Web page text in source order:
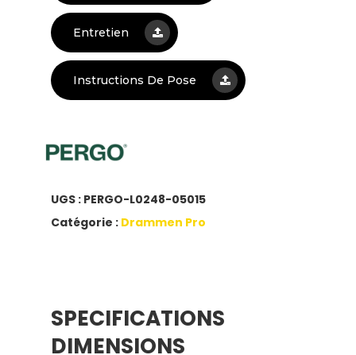
Entretien
Instructions De Pose
UGS : PERGO-L0248-05015
Catégorie : Drammen Pro
SPECIFICATIONS
DIMENSIONS